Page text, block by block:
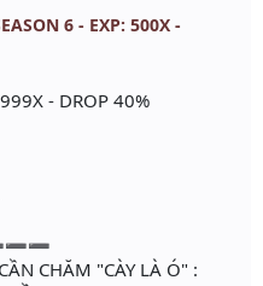
6 - EXP: 500X -
- DROP 40%
CHĂM "CÀY LÀ Ó" :